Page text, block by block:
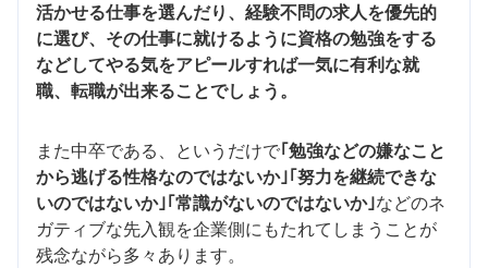
活かせる仕事を選んだり、経験不問の求人を優先的
に選び、その仕事に就けるように資格の勉強をする
などしてやる気をアピールすれば一気に有利な就
職、転職が出来ることでしょう。
また中卒である、というだけで｢勉強などの嫌なこと
から逃げる性格なのではないか｣｢努力を継続できな
いのではないか｣｢常識がないのではないか｣などのネ
ガティブな先入観を企業側にもたれてしまうことが
残念ながら多々あります。